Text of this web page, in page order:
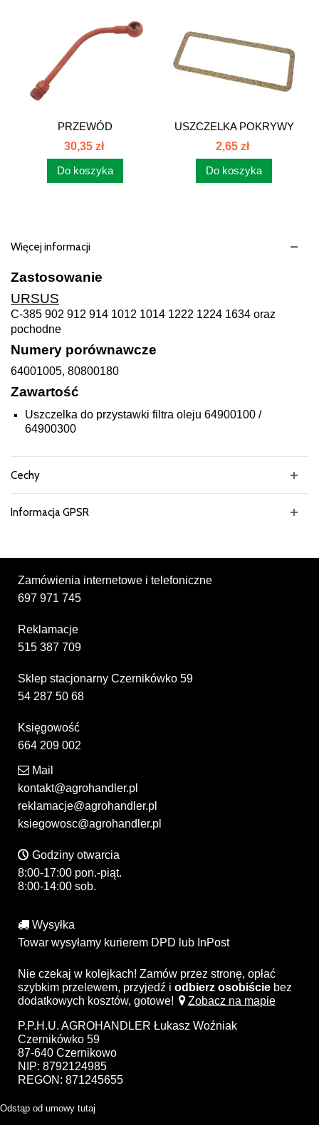
PRZEWÓD
WSKAŹNIKA...
30,35 zł
Do koszyka
USZCZELKA POKRYWY
BOCZNEJ C-360...
2,65 zł
Do koszyka
Więcej informacji
Zastosowanie
URSUS
C-385 902 912 914 1012 1014 1222 1224 1634 oraz
pochodne
Numery porównawcze
64001005, 80800180
Zawartość
Uszczelka do przystawki filtra oleju 64900100 /
64900300
Cechy
Informacja GPSR
Zamówienia internetowe i telefoniczne
697 971 745
Reklamacje
515 387 709
Sklep stacjonarny Czernikówko 59
54 287 50 68
Księgowość
664 209 002
Mail
kontakt@agrohandler.pl
reklamacje@agrohandler.pl
ksiegowosc@agrohandler.pl
Godziny otwarcia
8:00-17:00 pon.-piąt.
8:00-14:00 sob.
Wysyłka
Towar wysyłamy kurierem DPD lub InPost
Nie czekaj w kolejkach! Zamów przez stronę, opłać
szybkim przelewem, przyjedź i odbierz osobiście bez
dodatkowych kosztów, gotowe!
Zobacz na mapie
P.P.H.U. AGROHANDLER Łukasz Woźniak
Czernikówko 59
87-640 Czernikowo
NIP: 8792124985
REGON: 871245655
Odstąp od umowy tutaj